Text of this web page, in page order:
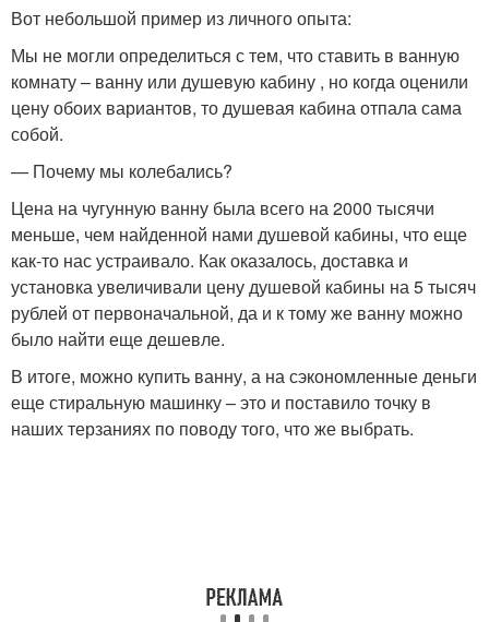
Вот небольшой пример из личного опыта:
Мы не могли определиться с тем, что ставить в ванную
комнату – ванну или душевую кабину , но когда оценили
цену обоих вариантов, то душевая кабина отпала сама
собой.
— Почему мы колебались?
Цена на чугунную ванну была всего на 2000 тысячи
меньше, чем найденной нами душевой кабины, что еще
как-то нас устраивало. Как оказалось, доставка и
установка увеличивали цену душевой кабины на 5 тысяч
рублей от первоначальной, да и к тому же ванну можно
было найти еще дешевле.
В итоге, можно купить ванну, а на сэкономленные деньги
еще стиральную машинку – это и поставило точку в
наших терзаниях по поводу того, что же выбрать.